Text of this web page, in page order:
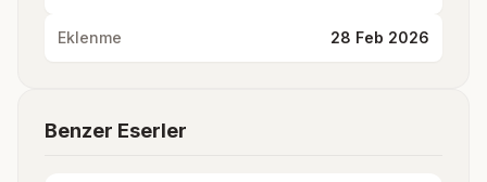
Eklenme 28 Feb 2026
Benzer Eserler